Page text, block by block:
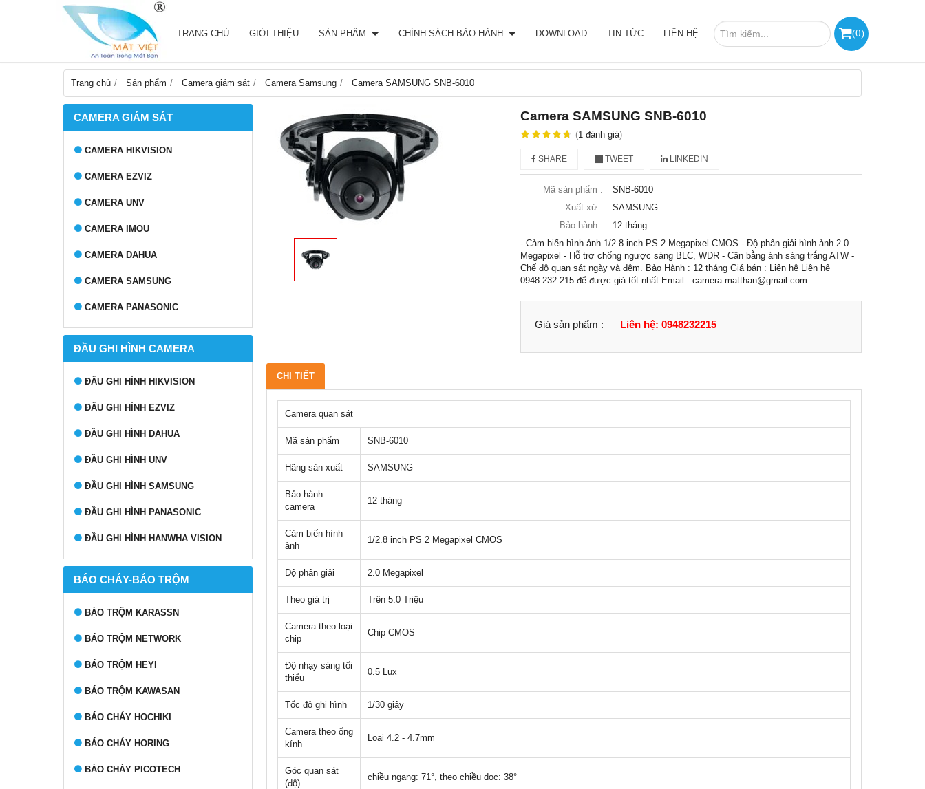
(0)
TRANG CHỦ GIỚI THIỆU SẢN PHẨM CHÍNH SÁCH BẢO HÀNH DOWNLOAD TIN TỨC LIÊN HỆ
Trang chủ Sản phẩm Camera giám sát Camera Samsung Camera SAMSUNG SNB-6010
CAMERA GIÁM SÁT
CAMERA HIKVISION
CAMERA EZVIZ
CAMERA UNV
CAMERA IMOU
CAMERA DAHUA
CAMERA SAMSUNG
CAMERA PANASONIC
ĐẦU GHI HÌNH CAMERA
ĐẦU GHI HÌNH HIKVISION
ĐẦU GHI HÌNH EZVIZ
ĐẦU GHI HÌNH DAHUA
ĐẦU GHI HÌNH UNV
ĐẦU GHI HÌNH SAMSUNG
ĐẦU GHI HÌNH PANASONIC
ĐẦU GHI HÌNH HANWHA VISION
BÁO CHÁY-BÁO TRỘM
BÁO TRỘM KARASSN
BÁO TRỘM NETWORK
BÁO TRỘM HEYI
BÁO TRỘM KAWASAN
BÁO CHÁY HOCHIKI
BÁO CHÁY HORING
BÁO CHÁY PICOTECH
Camera SAMSUNG SNB-6010
(1 đánh giá)
SHARE TWEET LINKEDIN
Mã sản phẩm :
SNB-6010
Xuất xứ :
SAMSUNG
Bảo hành :
12 tháng
- Cảm biến hình ảnh 1/2.8 inch PS 2 Megapixel CMOS - Độ phân giải hình ảnh 2.0
Megapixel - Hỗ trợ chống ngược sáng BLC, WDR - Cân bằng ánh sáng trắng ATW -
Chế độ quan sát ngày và đêm. Bảo Hành : 12 tháng Giá bán : Liên hệ Liên hệ
0948.232.215 để được giá tốt nhất Email : camera.matthan@gmail.com
Giá sản phẩm : Liên hệ: 0948232215
CHI TIẾT
Camera quan sát
Mã sản phẩm SNB-6010
Hãng sản xuất SAMSUNG
Bảo hành
camera
12 tháng
Cảm biến hình
ảnh
1/2.8 inch PS 2 Megapixel CMOS
Độ phân giải 2.0 Megapixel
Theo giá trị Trên 5.0 Triệu
Camera theo loại
chip
Chip CMOS
Độ nhạy sáng tối
thiểu
0.5 Lux
Tốc độ ghi hình 1/30 giây
Camera theo ống
kính
Loại 4.2 - 4.7mm
Góc quan sát
(độ)
chiều ngang: 71°, theo chiều dọc: 38°